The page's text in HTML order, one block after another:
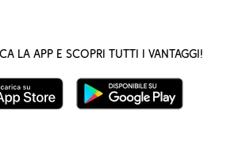
la App e scopri tutti i vantaggi!